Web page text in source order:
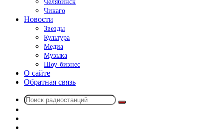
Челябинск
Чикаго
Новости
Звезды
Культура
Медиа
Музыка
Шоу-бизнес
О сайте
Обратная связь
Поиск